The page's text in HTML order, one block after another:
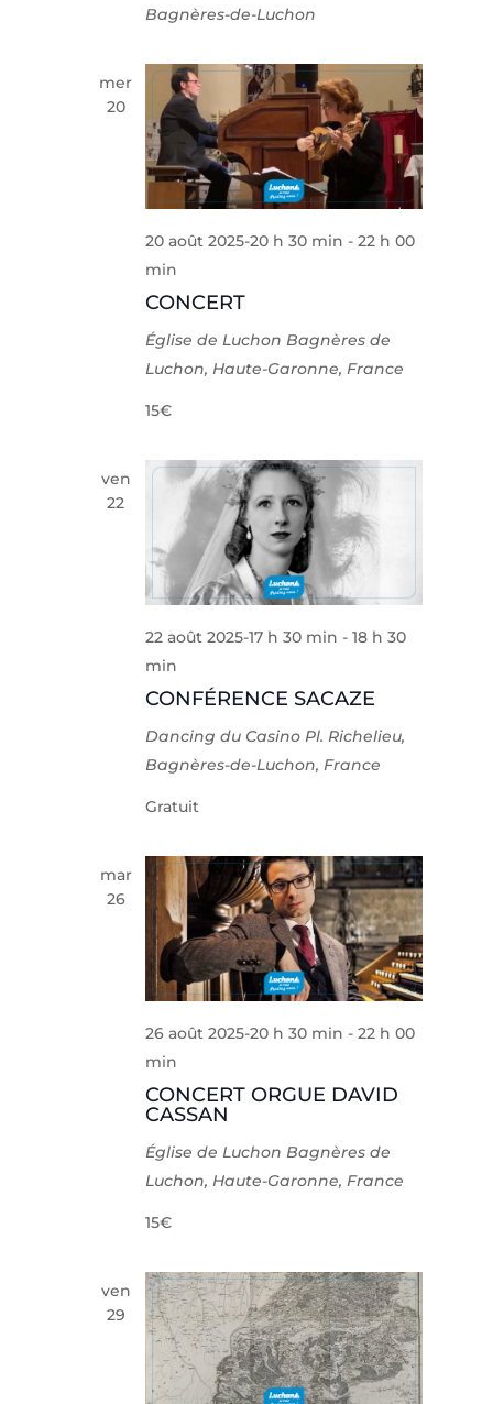
Bagnères-de-Luchon
mer
20
CONCERT
20 août 2025-20 h 30 min -22 h 00
min
Église de LuchonBagnères de
Luchon, Haute-Garonne, France
15€
ven
22
CONFÉRENCE SACAZE
22 août 2025-17 h 30 min -18 h 30
min
Dancing du CasinoPl. Richelieu,
Bagnères-de-Luchon, France
Gratuit
mar
26
CONCERT ORGUE DAVID
CASSAN
26 août 2025-20 h 30 min -22 h 00
min
Église de LuchonBagnères de
Luchon, Haute-Garonne, France
15€
ven
29